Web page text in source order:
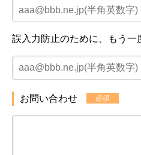
誤入力防止のために、もう一
お問い合わせ 必須